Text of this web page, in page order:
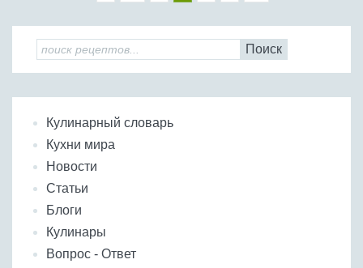
Поиск
Кулинарный словарь
Кухни мира
Новости
Статьи
Блоги
Кулинары
Вопрос - Ответ